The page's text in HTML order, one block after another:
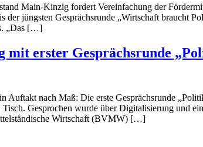
Main-Kinzig fordert Vereinfachung der
jüngsten Gesprächsrunde „Wirtschaft braucht
„Das […]
erster Gesprächsrunde
Auftakt nach Maß: Die erste Gesprächsrunde
Gesprochen wurde über Digitalisierung und
Wirtschaft (BVMW) […]